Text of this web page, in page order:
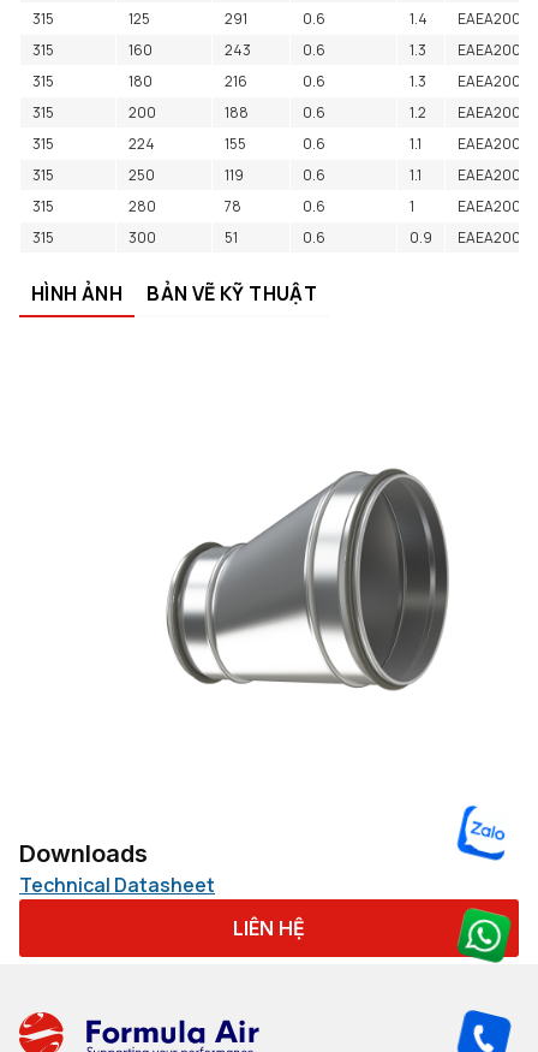
315
125 291 0.6 1.4
315
160 243 0.6 1.3
315
180 216 0.6 1.3
315
200 188 0.6 1.2
315
224 155 0.6 1.1
315
250 119 0.6 1.1
315
280 78 0.6 1
315
300 51 0.6 0.9
HÌNH ẢNH BẢN VẼ KỸ THUẬT
Downloads
Technical Datasheet
LIÊN HỆ